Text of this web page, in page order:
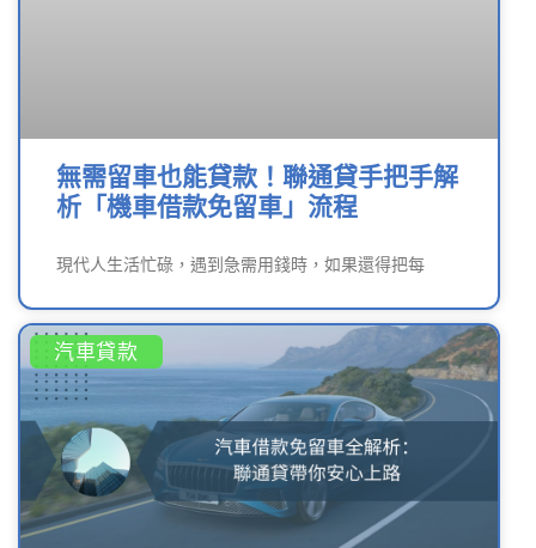
無需留車也能貸款！聯通貸手把手解
析「機車借款免留車」流程
現代人生活忙碌，遇到急需用錢時，如果還得把每
汽車貸款